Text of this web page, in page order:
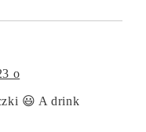
o
😃 A drink